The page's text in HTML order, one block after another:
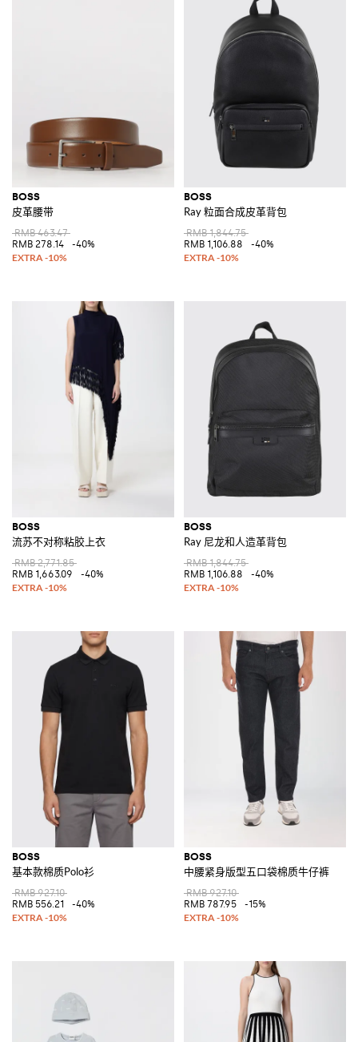
BOSS
皮革腰带
RMB 463.47
RMB 278.14
-40%
BOSS
Ray 粒面合成皮革背包
RMB 1,844.75
RMB 1,106.88
-40%
BOSS
流苏不对称粘胶上衣
RMB 2,771.85
RMB 1,663.09
-40%
BOSS
Ray 尼龙和人造革背包
RMB 1,844.75
RMB 1,106.88
-40%
BOSS
基本款棉质Polo衫
RMB 927.10
RMB 556.21
-40%
BOSS
中腰紧身版型五口袋棉质牛仔裤
RMB 927.10
RMB 787.95
-15%